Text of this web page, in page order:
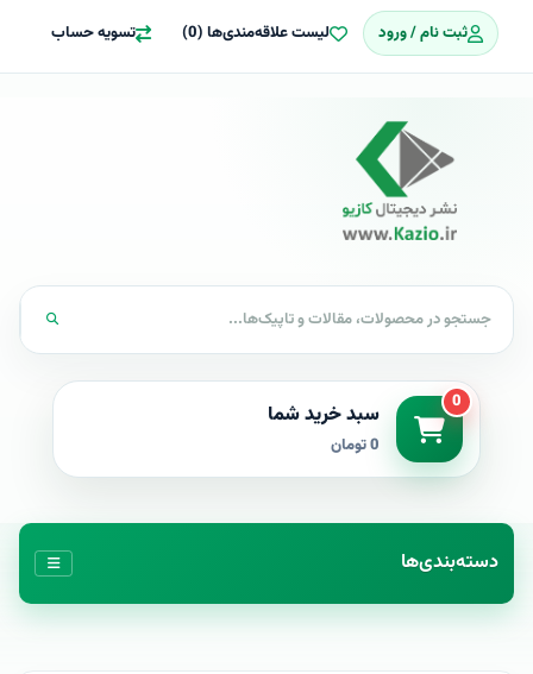
ثبت نام / ورود لیست علاقه‌مندی‌ها (0) تسویه حساب
0 سبد خرید شما
0 تومان
دسته‌بندی‌ها